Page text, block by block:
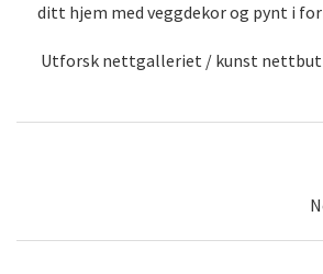
ditt hjem med veggdekor og pynt i
Utforsk nettgalleriet / kunst